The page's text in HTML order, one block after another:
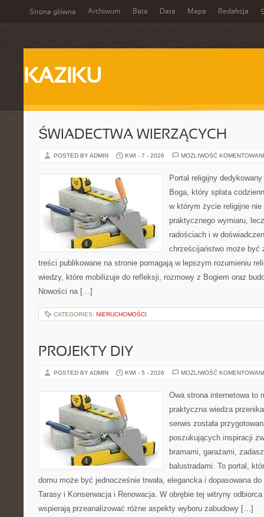
Strona główna Archiwum Bata Data Mapa Redakcja
KAZIKU
ŚWIADECTWA WIERZĄCYCH
POSTED BY ADMIN KWI - 7 - 2026 MOŻLIWOŚĆ
Portal religijny
Boga, który splata
w którym życie religijne nie
praktycznego wymiaru,
radościach i w
chrześcijaństwo może być
treści publikowane na stronie pomagają w lepszym rozumieniu
wiedzy, które mobilizuje do refleksji, rozmowy z Bogiem oraz
Nowości na […]
CATEGORIES: NIERUCHOMOŚCI
PROJEKTY DIY
POSTED BY ADMIN KWI - 5 - 2026 MOŻLIWOŚĆ
Owa strona internetowa to
praktyczna wiedza
serwis została
poszukujących inspiracji
bramami, garażami,
balustradami. To portal,
domu może być jednocześnie trwała, elegancka i dopasowana
Tarasy i Konserwacja i Renowacja. W obrębie tej witryny
wspierają przeanalizować różne aspekty wyboru zabudowy […]